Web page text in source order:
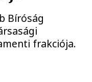
Bíróság
frakciója.